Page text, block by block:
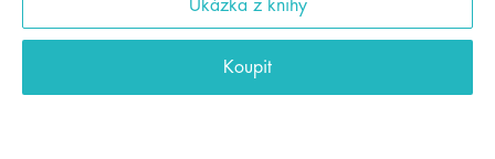
Ukázka z knihy
Koupit